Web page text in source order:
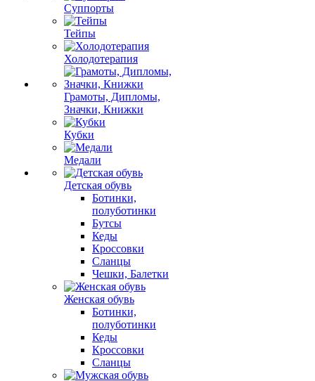
Суппорты
Тейпы
Холодотерапия
Грамоты, Дипломы,
Значки, Книжки
Кубки
Медали
Детская обувь
Ботинки,
полуботинки
Бутсы
Кеды
Кроссовки
Сланцы
Чешки, Балетки
Женская обувь
Ботинки,
полуботинки
Кеды
Кроссовки
Сланцы